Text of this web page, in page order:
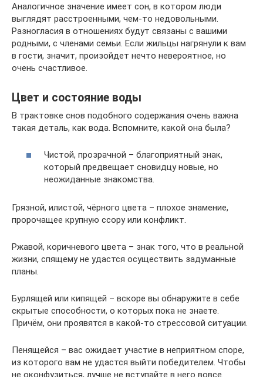
Аналогичное значение имеет сон, в котором люди
выглядят расстроенными, чем-то недовольными.
Разногласия в отношениях будут связаны с вашими
родными, с членами семьи. Если жильцы нагрянули к вам
в гости, значит, произойдет нечто невероятное, но
очень счастливое.
Цвет и состояние воды
В трактовке снов подобного содержания очень важна
такая деталь, как вода. Вспомните, какой она была?
Чистой, прозрачной – благоприятный знак,
который предвещает сновидцу новые, но
неожиданные знакомства.
Грязной, илистой, чёрного цвета – плохое знамение,
пророчащее крупную ссору или конфликт.
Ржавой, коричневого цвета – знак того, что в реальной
жизни, спящему не удастся осуществить задуманные
планы.
Бурлящей или кипящей – вскоре вы обнаружите в себе
скрытые способности, о которых пока не знаете.
Причём, они проявятся в какой-то стрессовой ситуации.
Пенящейся – вас ожидает участие в неприятном споре,
из которого вам не удастся выйти победителем. Чтобы
не оконфузиться, лучше не вступайте в него вовсе.